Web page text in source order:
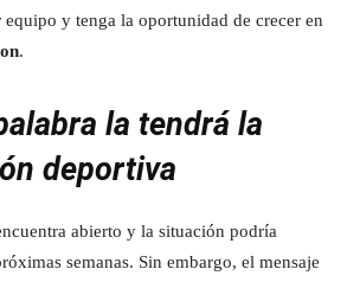
y tenga la oportunidad de crecer en
.
la tendrá la
deportiva
abierto y la situación podría
semanas. Sin embargo, el mensaje